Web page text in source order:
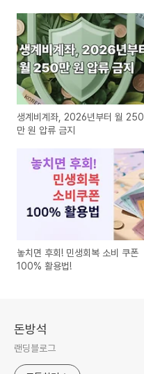
생계비계좌, 2026년부터 월 250
만 원 압류 금지
놓치면 후회! 민생회복 소비 쿠폰
100% 활용법!
돈방석
랜딩블로그